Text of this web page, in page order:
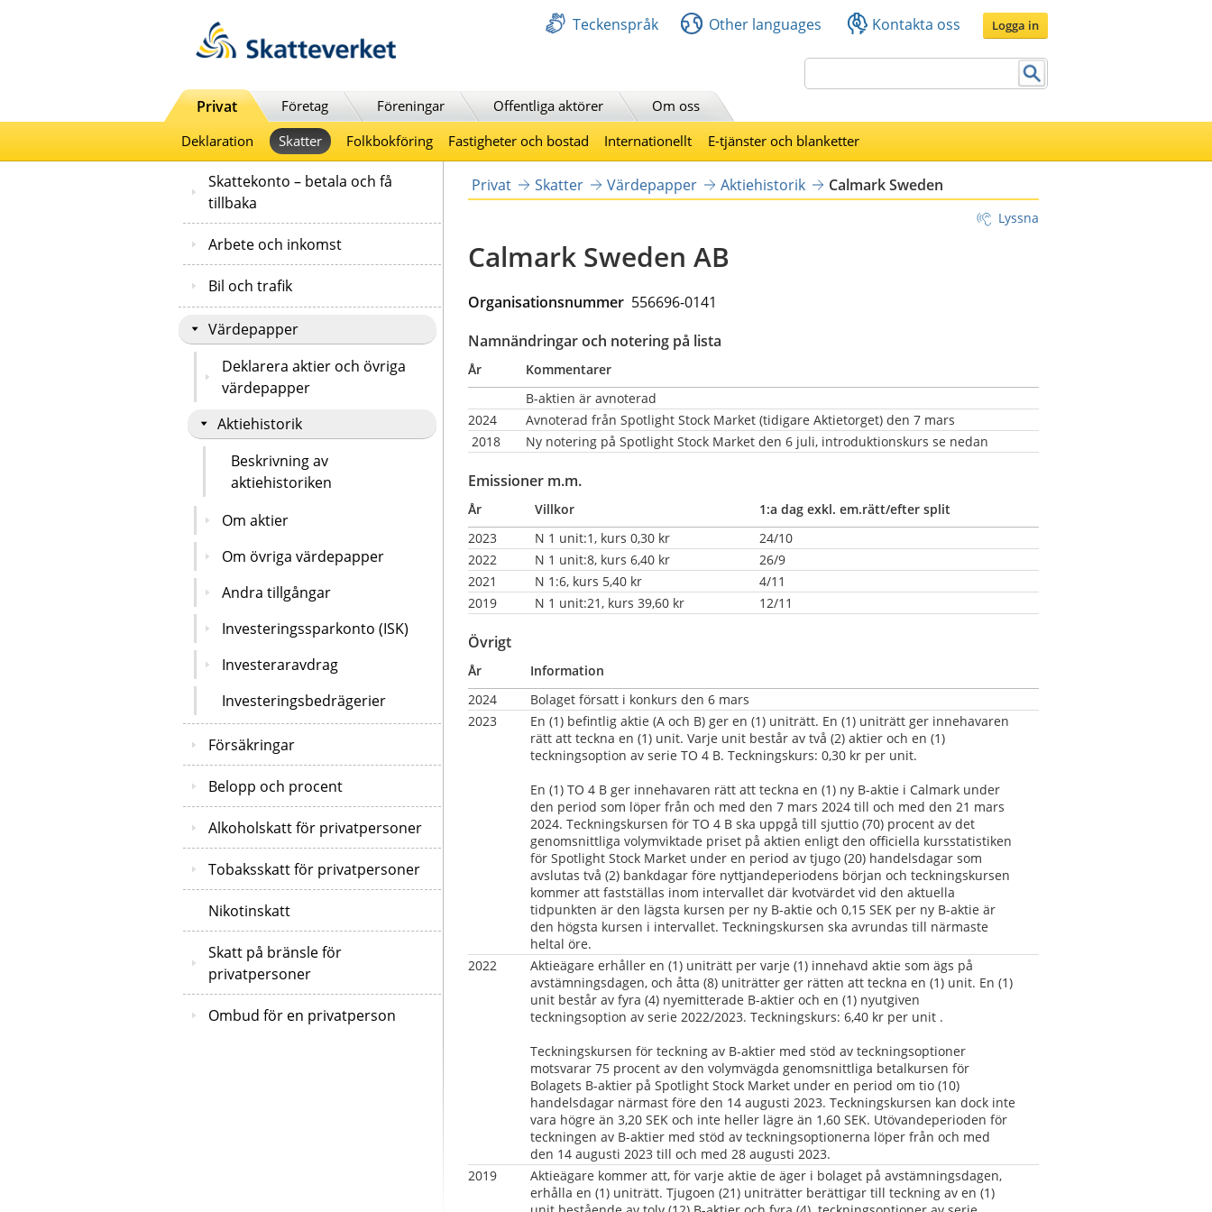
Teckenspråk Other languages Kontakta oss Logga in
Privat Företag Föreningar Offentliga aktörer
Om oss
Deklaration
Skatter Folkbokföring Fastigheter och bostad Internationellt E-tjänster och blanketter
Skattekonto – betala och få
tillbaka
Arbete och inkomst
Bil och trafik
Värdepapper
Deklarera aktier och övriga
värdepapper
Aktiehistorik
Beskrivning av
aktiehistoriken
Om aktier
Om övriga värdepapper
Andra tillgångar
Investeringssparkonto (ISK)
Investeraravdrag
Investeringsbedrägerier
Försäkringar
Belopp och procent
Alkoholskatt för privatpersoner
Tobaksskatt för privatpersoner
Nikotinskatt
Skatt på bränsle för
privatpersoner
Ombud för en privatperson
Privat Skatter Värdepapper Aktiehistorik Calmark Sweden
Lyssna
Calmark Sweden AB
Organisationsnummer 556696-0141
Namnändringar och notering på lista
År
Kommentarer
B-aktien är avnoterad
2024
Avnoterad från Spotlight Stock Market (tidigare Aktietorget) den 7 mars
2018
Ny notering på Spotlight Stock Market den 6 juli, introduktionskurs se nedan
Emissioner m.m.
År Villkor
1:a dag exkl. em.rätt/efter split
2023
N 1 unit:1, kurs 0,30 kr
24/10
2022
N 1 unit:8, kurs 6,40 kr
26/9
2021
N 1:6, kurs 5,40 kr
4/11
2019
N 1 unit:21, kurs 39,60 kr 12/11
Övrigt
År
Information
2024
Bolaget försatt i konkurs den 6 mars
2023
En (1) befintlig aktie (A och B) ger en (1) uniträtt. En (1) uniträtt ger innehavaren
rätt att teckna en (1) unit. Varje unit består av två (2) aktier och en (1)
teckningsoption av serie TO 4 B. Teckningskurs: 0,30 kr per unit.
En (1) TO 4 B ger innehavaren rätt att teckna en (1) ny B-aktie i Calmark under
den period som löper från och med den 7 mars 2024 till och med den 21 mars
2024. Teckningskursen för TO 4 B ska uppgå till sjuttio (70) procent av det
genomsnittliga volymviktade priset på aktien enligt den officiella kursstatistiken
för Spotlight Stock Market under en period av tjugo (20) handelsdagar som
avslutas två (2) bankdagar före nyttjandeperiodens början och teckningskursen
kommer att fastställas inom intervallet där kvotvärdet vid den aktuella
tidpunkten är den lägsta kursen per ny B-aktie och 0,15 SEK per ny B-aktie är
den högsta kursen i intervallet. Teckningskursen ska avrundas till närmaste
heltal öre.
2022
Aktieägare erhåller en (1) uniträtt per varje (1) innehavd aktie som ägs på
avstämningsdagen, och åtta (8) uniträtter ger rätten att teckna en (1) unit. En (1)
unit består av fyra (4) nyemitterade B-aktier och en (1) nyutgiven
teckningsoption av serie 2022/2023. Teckningskurs: 6,40 kr per unit .
Teckningskursen för teckning av B-aktier med stöd av teckningsoptioner
motsvarar 75 procent av den volymvägda genomsnittliga betalkursen för
Bolagets B-aktier på Spotlight Stock Market under en period om tio (10)
handelsdagar närmast före den 14 augusti 2023. Teckningskursen kan dock inte
vara högre än 3,20 SEK och inte heller lägre än 1,60 SEK. Utövandeperioden för
teckningen av B-aktier med stöd av teckningsoptionerna löper från och med
den 14 augusti 2023 till och med 28 augusti 2023.
2019
Aktieägare kommer att, för varje aktie de äger i bolaget på avstämningsdagen,
erhålla en (1) uniträtt. Tjugoen (21) uniträtter berättigar till teckning av en (1)